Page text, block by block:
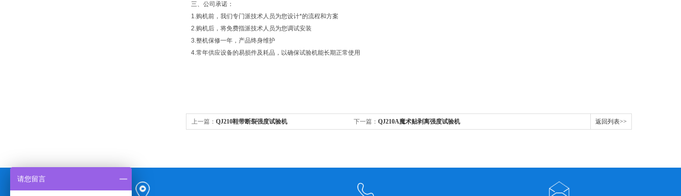
三、 公司承诺：
1.购机前，我们专门派技术人员为您设计*的流程和方案
2.购机后，将免费指派技术人员为您调试安装
3.整机保修一年，产品终身维护
4.常年供应设备的易损件及耗品，以确保试验机能长期正常使用
上一篇： QJ210鞋带断裂强度试验机 下一篇： QJ210A魔术贴剥离强度试验机 返回列表>>
请您留言